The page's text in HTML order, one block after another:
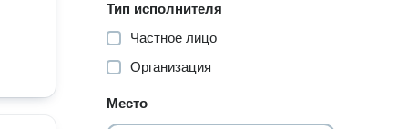
Тип исполнителя
Частное лицо
Организация
Место